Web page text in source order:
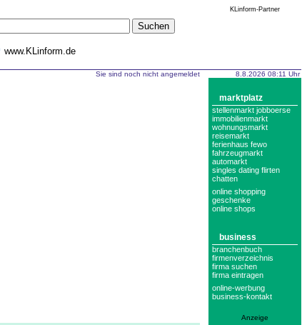
KLinform-Partner
www.KLinform.de
Sie sind noch nicht angemeldet
8.8.2026 08:11 Uhr
marktplatz
stellenmarkt jobboerse
immobilienmarkt
wohnungsmarkt
reisemarkt
ferienhaus fewo
fahrzeugmarkt
automarkt
singles dating flirten
chatten
online shopping
geschenke
online shops
business
branchenbuch
firmenverzeichnis
firma suchen
firma eintragen
online-werbung
business-kontakt
Anzeige